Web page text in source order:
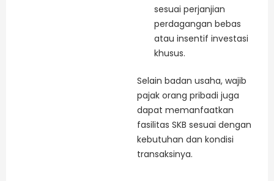
sesuai perjanjian
perdagangan bebas
atau insentif investasi
khusus.
Selain badan usaha, wajib
pajak orang pribadi juga
dapat memanfaatkan
fasilitas SKB sesuai dengan
kebutuhan dan kondisi
transaksinya.